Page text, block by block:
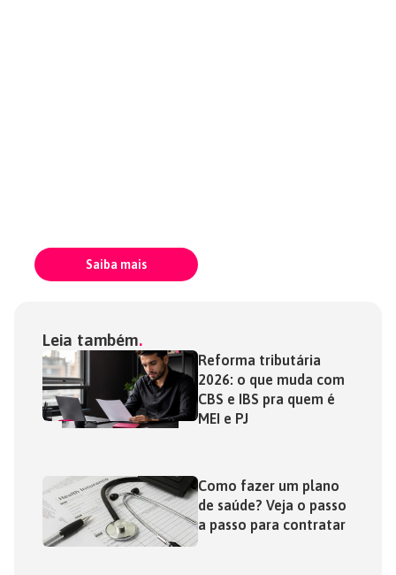
Saiba mais
Leia também
Reforma tributária
2026: o que muda com
CBS e IBS pra quem é
MEI e PJ
Como fazer um plano
de saúde? Veja o passo
a passo para contratar